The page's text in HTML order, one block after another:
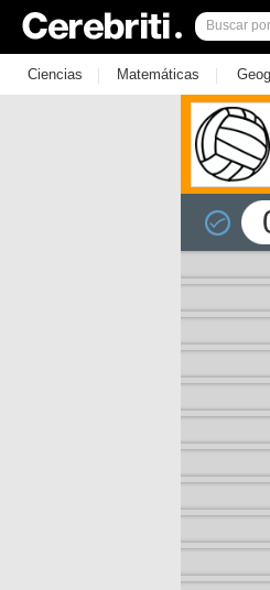
Ciencias | Matemáticas |